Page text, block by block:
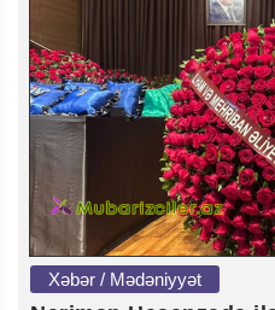
Xəbər / Mədəniyyət